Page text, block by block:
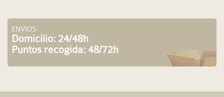
ENVÍOS:
Domicilio: 24/48h
Puntos recogida: 48/72h